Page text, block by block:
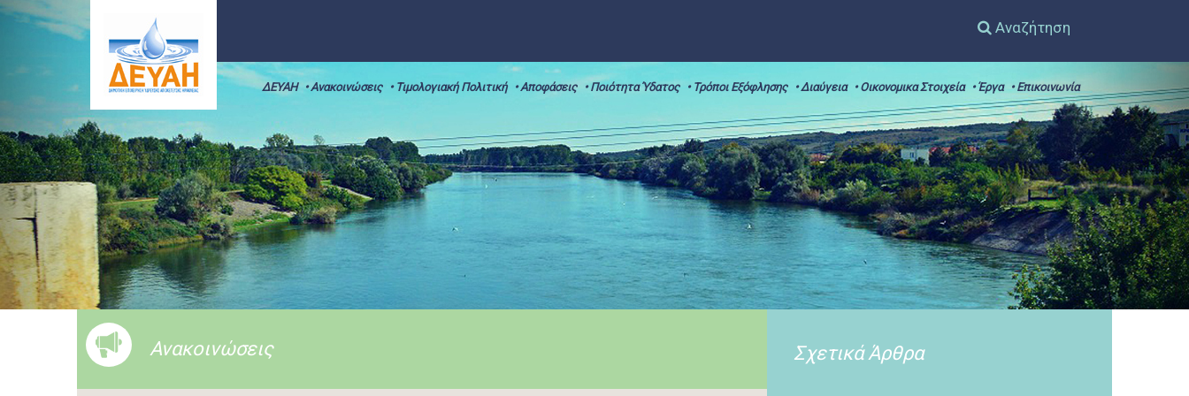
Αναζήτηση
ΔΕΥΑΗ • Ανακοινώσεις • Τιμολογιακή Πολιτική • Αποφάσεις • Ποιότητα Ύδατος • Τρόποι Εξόφλησης • Διαύγεια • Οικονομικα Στοιχεία • Έργα • Επικοινωνία
Ανακοινώσεις Σχετικά Άρθρα